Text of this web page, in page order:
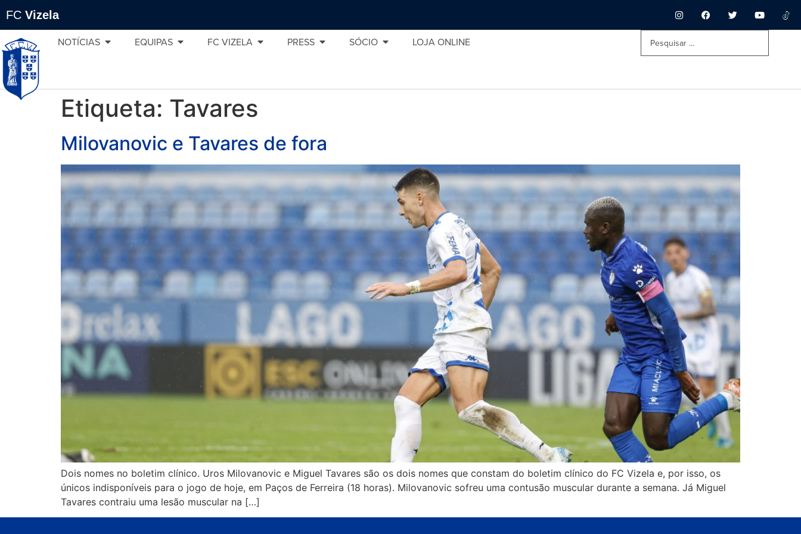
FC Vizela
NOTÍCIAS EQUIPAS FC VIZELA PRESS SÓCIO LOJA ONLINE
Etiqueta: Tavares
Milovanovic e Tavares de fora
Dois nomes no boletim clínico. Uros Milovanovic e Miguel Tavares são os dois nomes que constam do boletim clínico do FC Vizela e, por isso, os
únicos indisponíveis para o jogo de hoje, em Paços de Ferreira (18 horas). Milovanovic sofreu uma contusão muscular durante a semana. Já Miguel
Tavares contraiu uma lesão muscular na […]